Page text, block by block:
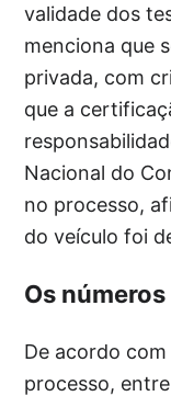
validade dos
menciona que
privada, com
que a
Nacional do
no processo,
do veículo foi
Os
De acordo
processo,